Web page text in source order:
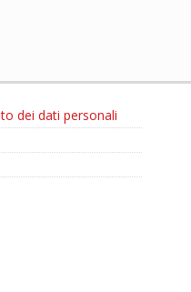
dei dati personali